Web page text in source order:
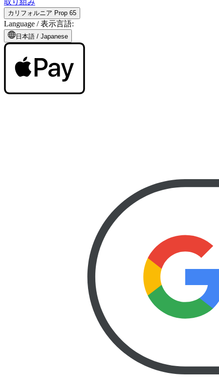
取り組み
カリフォルニア Prop 65
Language /表示言語:
日本語 / Japanese